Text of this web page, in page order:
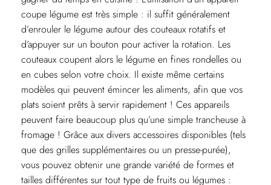
coupe légume est très simple : il suffit généralement
d’enrouler le légume autour des couteaux rotatifs et
d’appuyer sur un bouton pour activer la rotation. Les
couteaux coupent alors le légume en fines rondelles ou
en cubes selon votre choix. Il existe même certains
modèles qui peuvent émincer les aliments, afin que vos
plats soient prêts à servir rapidement ! Ces appareils
peuvent faire beaucoup plus qu’une simple trancheuse à
fromage ! Grâce aux divers accessoires disponibles (tels
que des grilles supplémentaires ou un presse-purée),
vous pouvez obtenir une grande variété de formes et
tailles différentes sur tout type de fruits ou légumes :